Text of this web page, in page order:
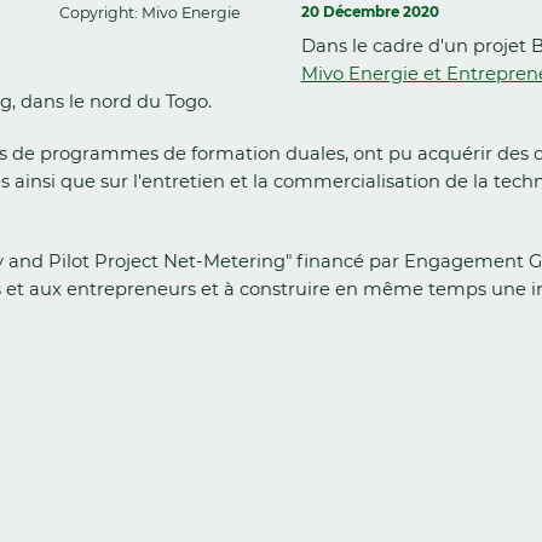
Copyright: Mivo Energie 20 Décembre 2020
Dans le cadre d'un projet
Mivo Energie et
dans le nord du Togo.
programmes de formation duales, ont pu acquérir des
que sur l'entretien et la commercialisation de la
Pilot Project Net-Metering" financé par Engagement
aux entrepreneurs et à construire en même temps une